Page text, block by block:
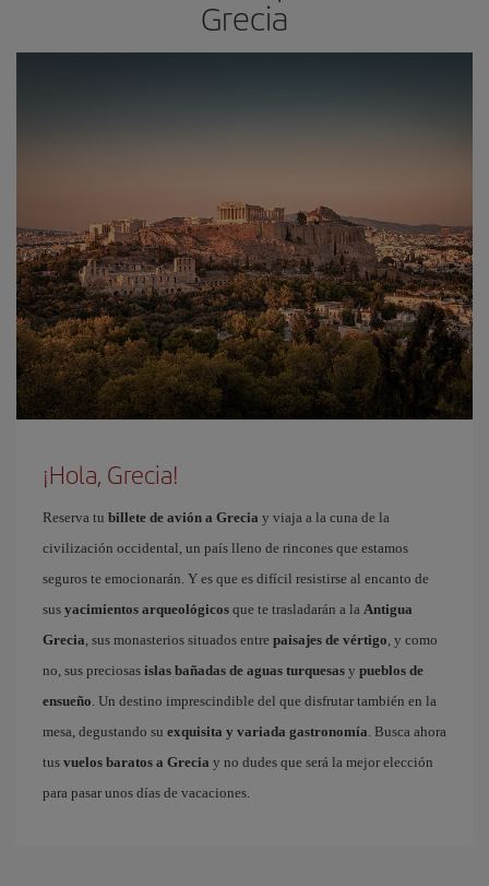
Grecia
¡Hola, Grecia!
Reserva tu billete de avión a Grecia y viaja a la cuna de la
civilización occidental, un país lleno de rincones que estamos
seguros te emocionarán. Y es que es difícil resistirse al encanto de
sus yacimientos arqueológicos que te trasladarán a la Antigua
Grecia , sus monasterios situados entre paisajes de vértigo , y como
no, sus preciosas islas bañadas de aguas turquesas y pueblos de
ensueño . Un destino imprescindible del que disfrutar también en la
mesa, degustando su exquisita y variada gastronomía . Busca ahora
tus vuelos baratos a Grecia y no dudes que será la mejor elección
para pasar unos días de vacaciones.